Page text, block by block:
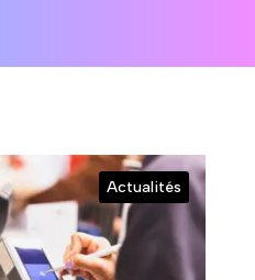
Actualités